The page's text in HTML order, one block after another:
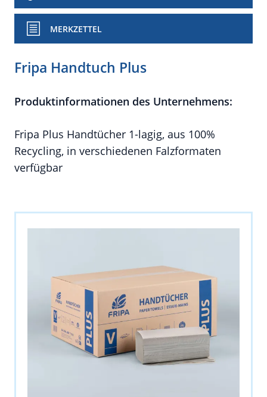
MERKZETTEL
Fripa Handtuch Plus
Produktinformationen des Unternehmens:
Fripa Plus Handtücher 1-lagig, aus 100%
Recycling, in verschiedenen Falzformaten
verfügbar